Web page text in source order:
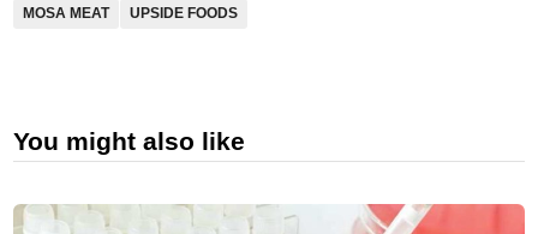
MOSA MEAT
UPSIDE FOODS
You might also like